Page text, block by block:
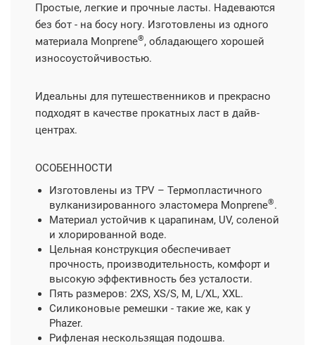
Простые, легкие и прочные ласты. Надеваются
без бот - на босу ногу. Изготовлены из одного
материала Monprene®, обладающего хорошей
износоустойчивостью.
Идеальны для путешественников и прекрасно
подходят в качестве прокатных ласт в дайв-
центрах.
ОСОБЕННОСТИ
Изготовлены из TPV – Термопластичного
вулканизированного эластомера Monprene®.
Материал устойчив к царапинам, UV, соленой
и хлорированной воде.
Цельная конструкция обеспечивает
прочность, производительность, комфорт и
высокую эффективность без усталости.
Пять размеров: 2XS, XS/S, M, L/XL, XXL.
Силиконовые ремешки - такие же, как у
Phazer.
Рифленая нескользящая подошва.